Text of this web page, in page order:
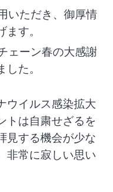
いただき、御厚情
す。
ェーン春の大感謝
た。
ウイルス感染拡大
トは自粛せざるを
見する機会が少な
非常に寂しい思い